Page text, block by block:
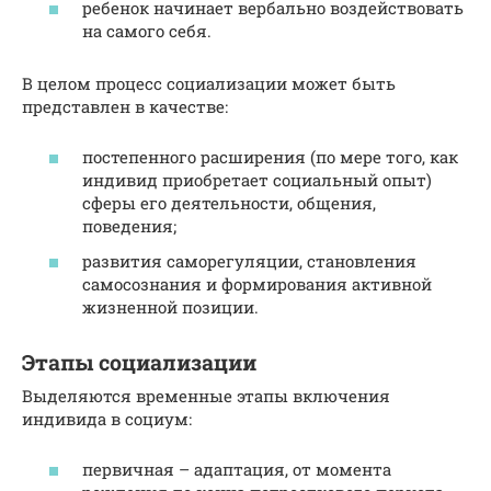
ребенок начинает вербально воздействовать
на самого себя.
В целом процесс социализации может быть
представлен в качестве:
постепенного расширения (по мере того, как
индивид приобретает социальный опыт)
сферы его деятельности, общения,
поведения;
развития саморегуляции, становления
самосознания и формирования активной
жизненной позиции.
Этапы социализации
Выделяются временные этапы включения
индивида в социум:
первичная – адаптация, от момента